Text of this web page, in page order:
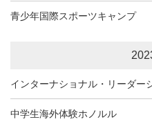
青少年国際スポーツキャンプ
インターナショナル・リーダー
中学生海外体験ホノルル